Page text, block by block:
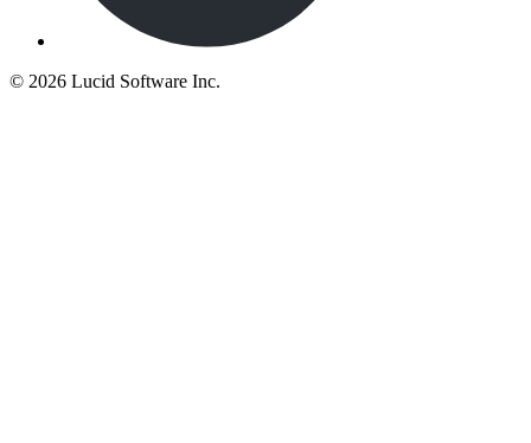
© 2026 Lucid Software Inc.